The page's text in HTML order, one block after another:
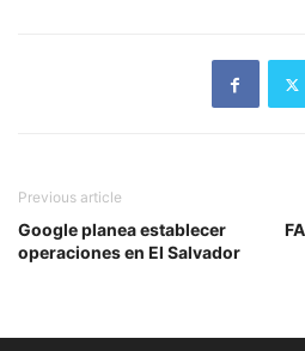
Previous article
Google planea establecer
operaciones en El Salvador